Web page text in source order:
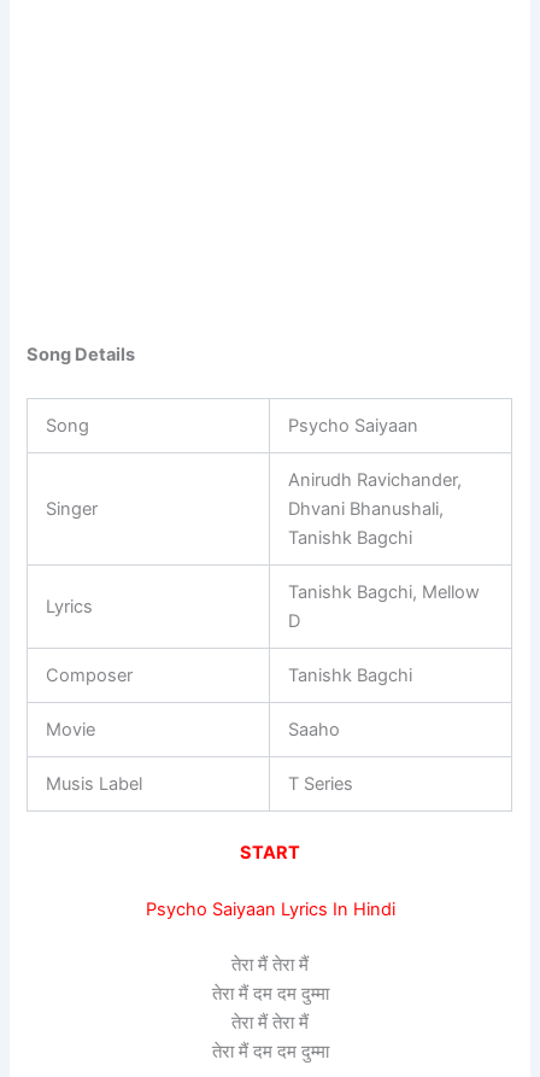
Song Details
Song Psycho Saiyaan
Singer
Anirudh Ravichander,
Dhvani Bhanushali,
Tanishk Bagchi
Lyrics
Tanishk Bagchi, Mellow
D
Composer Tanishk Bagchi
Movie Saaho
Musis Label T Series
START
Psycho Saiyaan Lyrics In Hindi
तेरा मैं तेरा मैं
तेरा मैं दम दम दुम्मा
तेरा मैं तेरा मैं
तेरा मैं दम दम दुम्मा